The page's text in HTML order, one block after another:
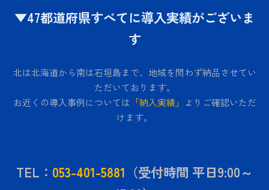
▼47都道府県すべてに導入実績がございま
す
北は北海道から南は石垣島まで、地域を問わず納品させてい
ただいております。
お近くの導入事例については 「納入実績」
よりご確認いただ
けます。
TEL： 053-401-5881 （受付時間 平日9:00～